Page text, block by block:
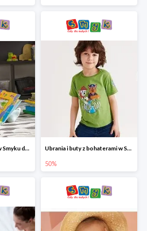
Pierwsze książeczki w Smyku do -45% Ubrania i buty z bohaterami w Smyku do -50%
50%